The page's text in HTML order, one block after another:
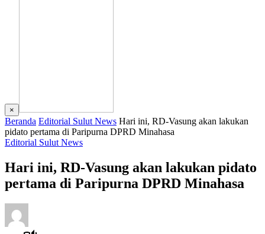
×
Beranda Editorial Sulut News Hari ini, RD-Vasung akan lakukan
pidato pertama di Paripurna DPRD Minahasa
Editorial Sulut News
Hari ini, RD-Vasung akan lakukan pidato
pertama di Paripurna DPRD Minahasa